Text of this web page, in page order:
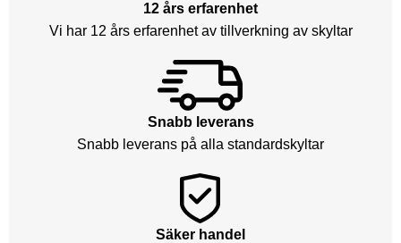
12 års erfarenhet
Vi har 12 års erfarenhet av tillverkning av skyltar
Snabb leverans
Snabb leverans på alla standardskyltar
Säker handel